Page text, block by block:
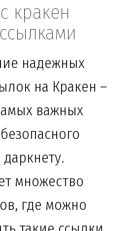
кракен
надежных
на Кракен –
важных
множество
где можно